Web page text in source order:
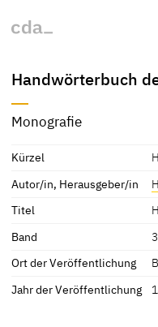
Handwörterbuch
Monografie
Kürzel
Autor/in, Herausgeber/in
Titel
Band
3
Ort der Veröffentlichung
Jahr der Veröffentlichung